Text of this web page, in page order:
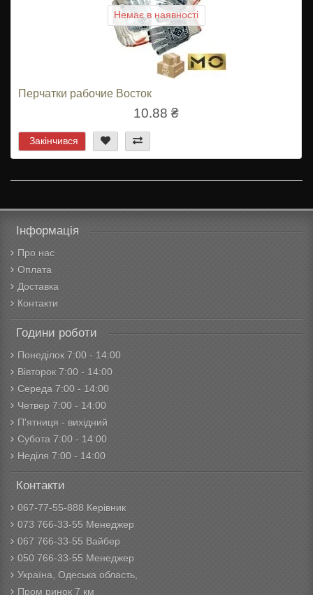
Немає в наявності
Перчатки рабочие Восток
10.88 ₴
Закінчився
Інформація
Про нас
Оплата
Доставка
Контакти
Години роботи
Понеділок 7:00 - 14:00
Вівторок 7:00 - 14:00
Середа 7:00 - 14:00
Четвер 7:00 - 14:00
П'ятниця - вихідний
Субота 7:00 - 14:00
Неділя 7:00 - 14:00
Контакти
067-77-55-888 Керівник
073 766-33-55 Менеджер
067 766-33-55 Вайбер
050 766-33-55 Менеджер
Україна, Одеська область,
Пром ринок 7 км